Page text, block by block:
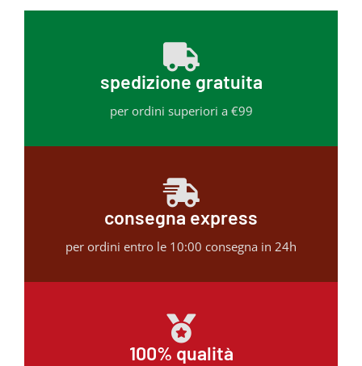
spedizione gratuita
per ordini superiori a €99
consegna express
per ordini entro le 10:00 consegna in 24h
100% qualità